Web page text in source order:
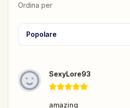
Ordina per
Popolare
SexyLore93
amazing